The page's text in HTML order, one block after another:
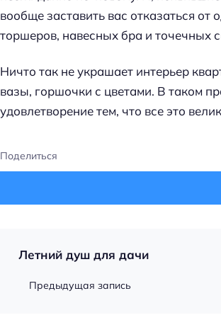
вообще заставить вас отказаться от
торшеров, навесных бра и точечных
Ничто так не украшает интерьер
вазы, горшочки с цветами. В таком
удовлетворение тем, что все это
Поделиться
Летний душ для дачи
Предыдущая запись